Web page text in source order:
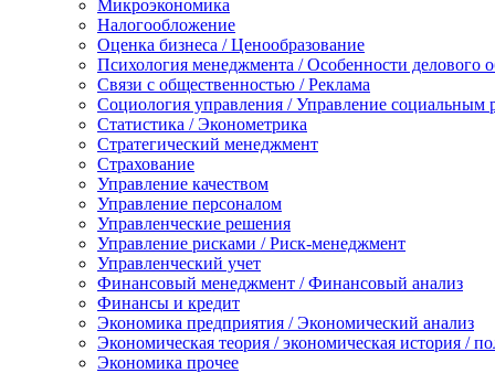
Микроэкономика
Налогообложение
Оценка бизнеса / Ценообразование
Психология менеджмента / Особенности делового
Связи с общественностью / Реклама
Социология управления / Управление социальным
Статистика / Эконометрика
Стратегический менеджмент
Страхование
Управление качеством
Управление персоналом
Управленческие решения
Управление рисками / Риск-менеджмент
Управленческий учет
Финансовый менеджмент / Финансовый анализ
Финансы и кредит
Экономика предприятия / Экономический анализ
Экономическая теория / экономическая история /
Экономика прочее